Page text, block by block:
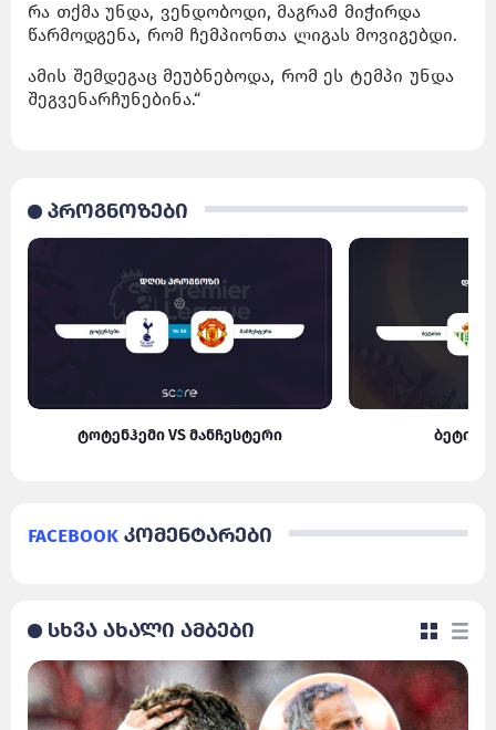
რა თქმა უნდა, ვენდობოდი, მაგრამ მიჭირდა
წარმოდგენა, რომ ჩემპიონთა ლიგას მოვიგებდი.
ამის შემდეგაც მეუბნებოდა, რომ ეს ტემპი უნდა
შეგვენარჩუნებინა.“
პროგნოზები
ტოტენჰემი VS მანჩესტერი ბეტისი
Facebook კომენტარები
სხვა ახალი ამბები